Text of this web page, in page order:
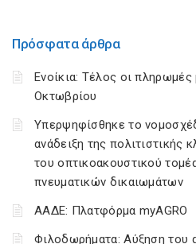
Πρόσφατα άρθρα
Ενοίκια: Τέλος οι
Οκτωβρίου
Υπερψηφίσθηκε το
ανάδειξη της πολιτιστικής
του οπτικοακουστικού
πνευματικών δικαιωμάτων
ΑΑΔΕ: Πλατφόρμα myAGRO
Φιλοδωρήματα: Αύξηση του